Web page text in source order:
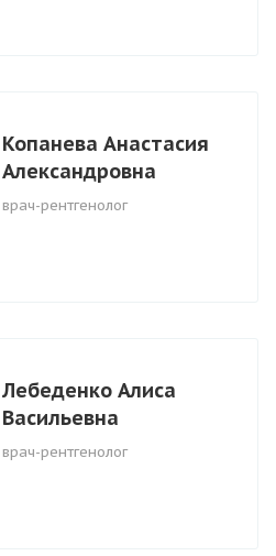
Копанева Анастасия
Александровна
врач-рентгенолог
Лебеденко Алиса
Васильевна
врач-рентгенолог